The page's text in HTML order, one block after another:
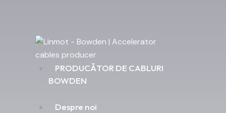
PRODUCĂTOR DE CABLURI
BOWDEN
Despre noi